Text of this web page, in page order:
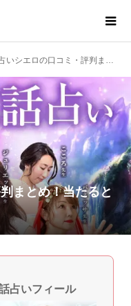
エロの口コミ・評判まとめ！当たると評判の占い師5選
まとめ！当たると
占いフィール